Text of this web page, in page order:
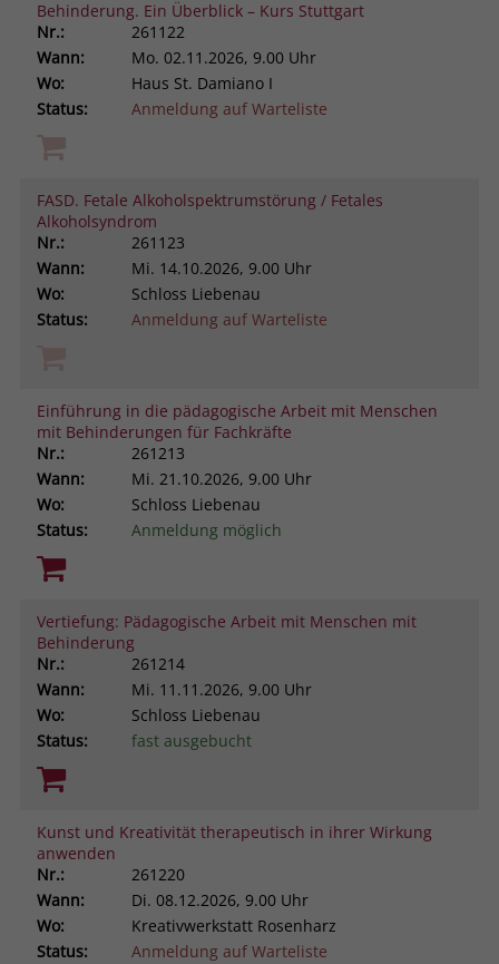
Behinderung. Ein Überblick – Kurs Stuttgart
Nr.:
261122
Wann:
Mo. 02.11.2026, 9.00 Uhr
Wo:
Haus St. Damiano I
Status:
Anmeldung auf Warteliste
FASD. Fetale Alkoholspektrumstörung / Fetales
Alkoholsyndrom
Nr.:
261123
Wann:
Mi. 14.10.2026, 9.00 Uhr
Wo:
Schloss Liebenau
Status:
Anmeldung auf Warteliste
Einführung in die pädagogische Arbeit mit Menschen
mit Behinderungen für Fachkräfte
Nr.:
261213
Wann:
Mi. 21.10.2026, 9.00 Uhr
Wo:
Schloss Liebenau
Status:
Anmeldung möglich
Vertiefung: Pädagogische Arbeit mit Menschen mit
Behinderung
Nr.:
261214
Wann:
Mi. 11.11.2026, 9.00 Uhr
Wo:
Schloss Liebenau
Status:
fast ausgebucht
Kunst und Kreativität therapeutisch in ihrer Wirkung
anwenden
Nr.:
261220
Wann:
Di. 08.12.2026, 9.00 Uhr
Wo:
Kreativwerkstatt Rosenharz
Status:
Anmeldung auf Warteliste